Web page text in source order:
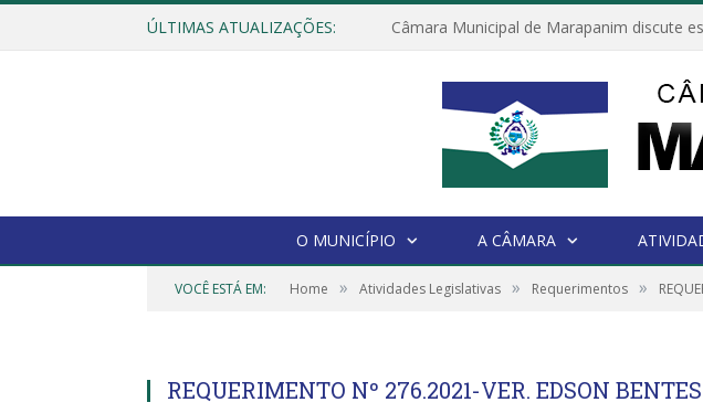
ÚLTIMAS ATUALIZAÇÕES:
O MUNICÍPIO A CÂMARA
VOCÊ ESTÁ EM: Home » Atividades Legislativas » Requerimentos »
REQUERIMENTO Nº 276.2021-VER. EDSON